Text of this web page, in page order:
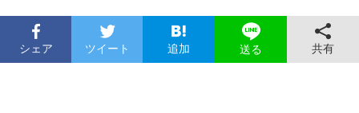
シェア ツイート 追加 送る 共有